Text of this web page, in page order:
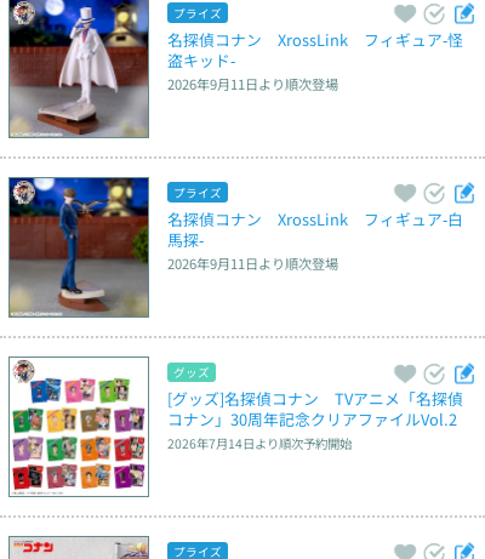
プライズ
名探偵コナン　XrossLink　フィギュア‐怪
盗キッド‐
2026年9月11日より順次登場
プライズ
名探偵コナン　XrossLink　フィギュア‐白
馬探‐
2026年9月11日より順次登場
グッズ
[グッズ]名探偵コナン　TVアニメ「名探偵
コナン」30周年記念クリアファイルVol.2
2026年7月14日より順次予約開始
プライズ